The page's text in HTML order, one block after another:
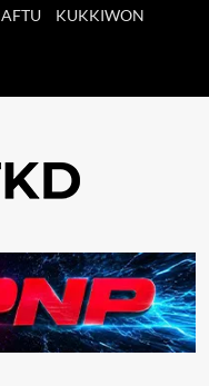
AFTU
KUKKIWON